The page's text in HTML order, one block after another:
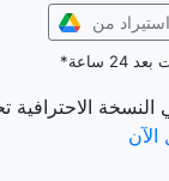
ساعة